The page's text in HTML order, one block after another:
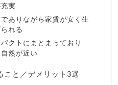
実
ありながら家賃が安く生
れる
クトにまとまっており
然が近い
こと／デメリット3選